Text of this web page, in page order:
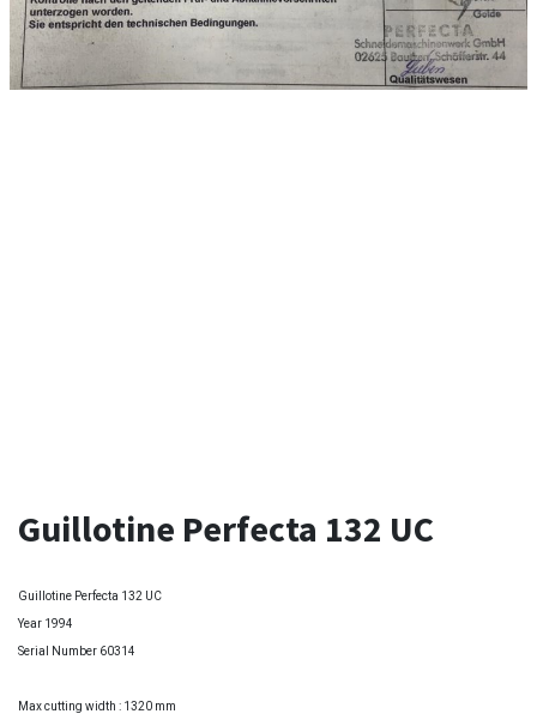
Guillotine Perfecta 132 UC
Guillotine Perfecta 132 UC
Year 1994
Serial Number 60314
Max cutting width : 1320 mm